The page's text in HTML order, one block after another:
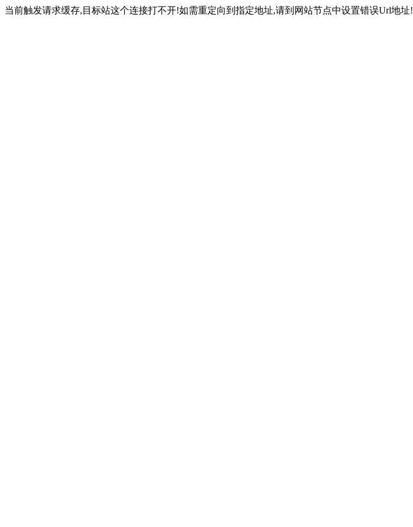
当前触发请求缓存,目标站这个连接打不开!如需重定向到指定地址,请到网站节点中设置错误Url地址!